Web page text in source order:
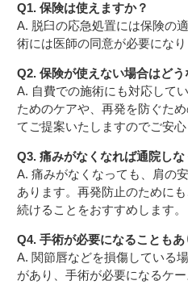
Q1. 保険は使えますか？
A. 脱臼の応急処置には保険の
術には医師の同意が必要になり
Q2. 保険が使えない場合はどう
A. 自費での施術にも対応して
ためのケアや、再発を防ぐた
てご提案いたしますのでご安心
Q3. 痛みがなくなれば通院し
A. 痛みがなくなっても、肩の
あります。再発防止のために
続けることをおすすめします。
Q4. 手術が必要になることもあ
A. 関節唇などを損傷している
があり、手術が必要になるケー